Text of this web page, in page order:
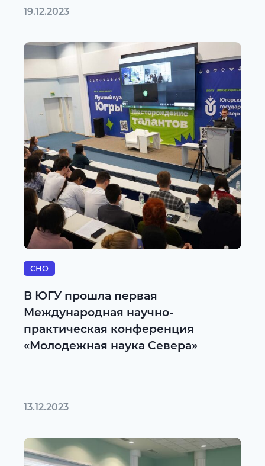
19.12.2023
СНО
В ЮГУ прошла первая
Международная научно-
практическая конференция
«Молодежная наука Севера»
13.12.2023